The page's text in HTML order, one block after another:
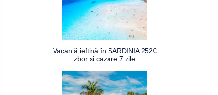
Vacanță ieftină în SARDINIA 252€
zbor și cazare 7 zile